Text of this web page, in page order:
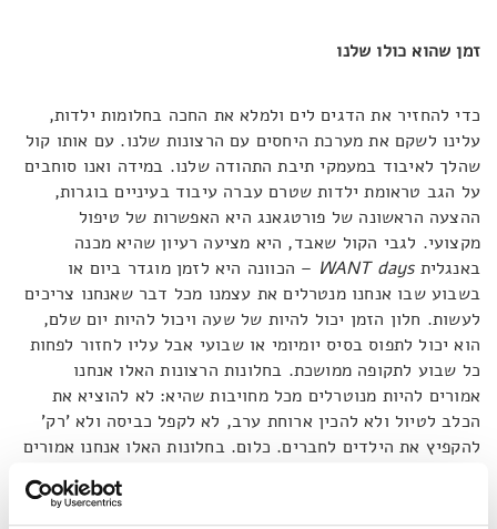
זמן שהוא כולו שלנו
כדי להחזיר את הדגים לים ולמלא את החכה בחלומות ילדות,
עלינו לשקם את מערכת היחסים עם הרצונות שלנו. עם אותו קול
שהלך לאיבוד במעמקי תיבת התהודה שלנו. במידה ואנו סוחבים
על הגב טראומת ילדות שטרם עברה עיבוד בעיניים בוגרות,
ההצעה הראשונה של פורטגאנג היא האפשרות של טיפול
מקצועי. לגבי הקול שאבד, היא מציעה רעיון שהיא מכנה
באנגליתWANT days – הכוונה היא לזמן מוגדר ביום או
בשבוע שבו אנחנו מנטרלים את עצמנו מכל דבר שאנחנו צריכים
לעשות. חלון הזמן יכול להיות של שעה ויכול להיות יום שלם,
הוא יכול לתפוס בסיס יומיומי או שבועי אבל עליו לחזור לפחות
כל שבוע לתקופה ממושכת. בחלונות הרצונות האלו אנחנו
אמורים להיות מנוטרלים מכל מחויבות שהיא: לא להוציא את
הכלב לטיול ולא להכין ארוחת ערב, לא לקפל כביסה ולא 'רק'
להקפיץ את הילדים לחברים. כלום. בחלונות האלו אנחנו אמורים
שיעלו. אל לנו לצפות לניסים. כנראה שבחלון הראשון בעיקר
נחוש תלויים באוויר ובזה שאחריו נתבלבל לחשוב שאנו רוצים